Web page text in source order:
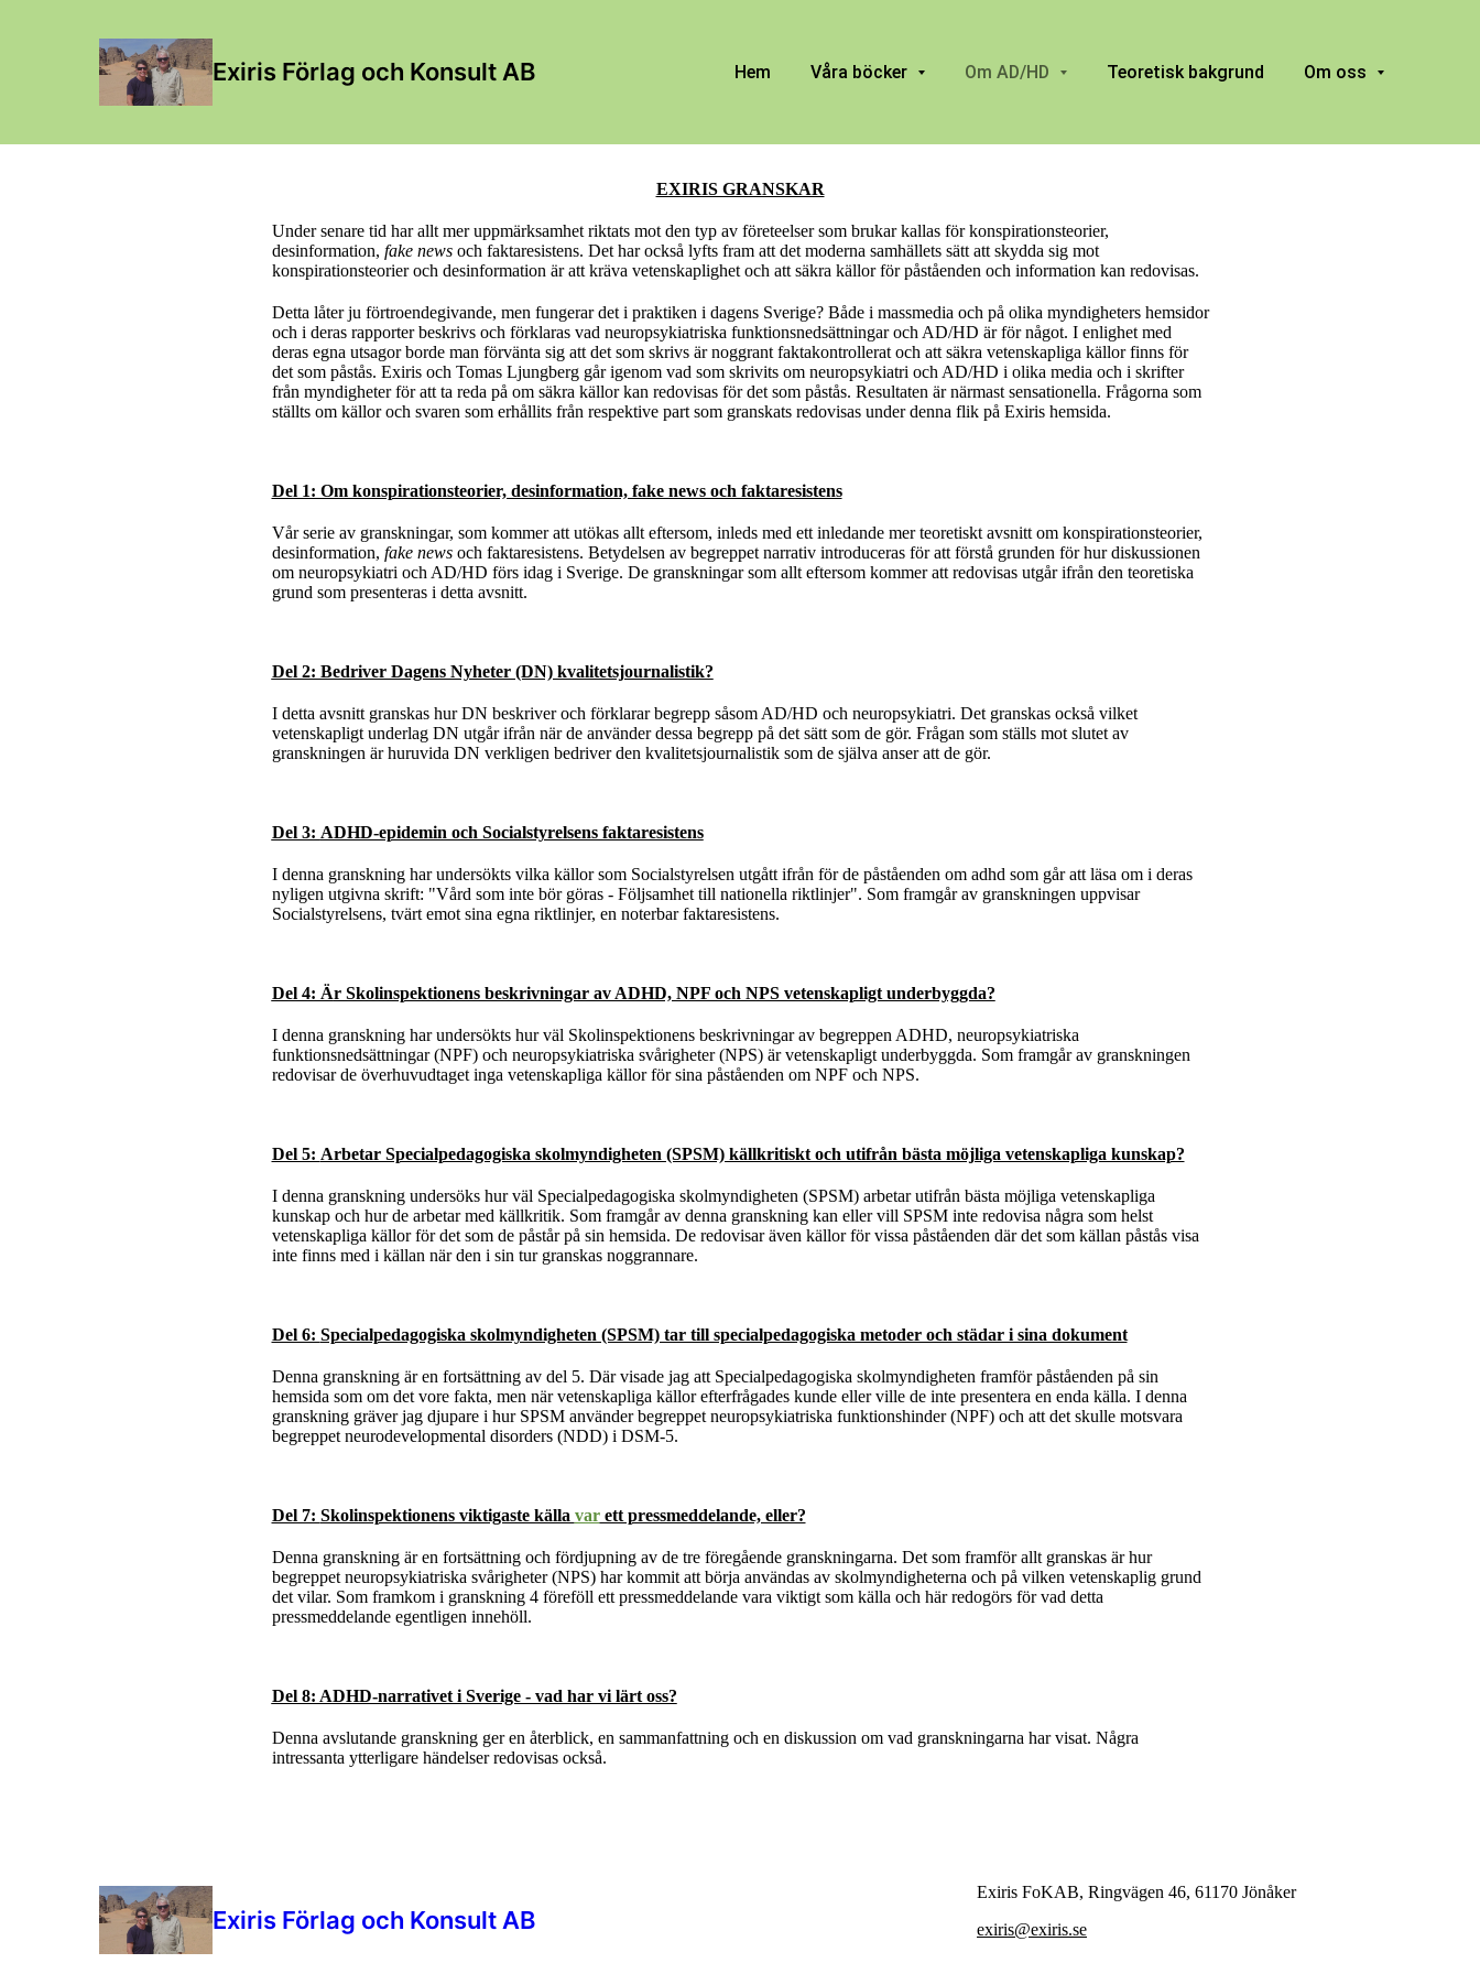
Exiris Förlag och Konsult AB Hem Våra böcker Om AD/HD Teoretisk bakgrund Om oss
EXIRIS GRANSKAR
Under senare tid har allt mer uppmärksamhet riktats mot den typ av företeelser som brukar kallas för konspirationsteorier,
desinformation, fake newsoch faktaresistens. Det har också lyfts fram att det moderna samhällets sätt att skydda sig mot
konspirationsteorier och desinformation är att kräva vetenskaplighet och att säkra källor för påståenden och information kan redovisas.
Detta låter ju förtroendegivande, men fungerar det i praktiken i dagens Sverige? Både i massmedia och på olika myndigheters hemsidor
och i deras rapporter beskrivs och förklaras vad neuropsykiatriska funktionsnedsättningar och AD/HD är för något. I enlighet med
deras egna utsagor borde man förvänta sig att det som skrivs är noggrant faktakontrollerat och att säkra vetenskapliga källor finns för
det som påstås. Exiris och Tomas Ljungberg går igenom vad som skrivits om neuropsykiatri och AD/HD i olika media och i skrifter
från myndigheter för att ta reda på om säkra källor kan redovisas för det som påstås. Resultaten är närmast sensationella. Frågorna som
ställts om källor och svaren som erhållits från respektive part som granskats redovisas under denna flik på Exiris hemsida.
Del 1: Om konspirationsteorier, desinformation, fake news och faktaresistens
Vår serie av granskningar, som kommer att utökas allt eftersom, inleds med ett inledande mer teoretiskt avsnitt om konspirationsteorier,
desinformation, fake newsoch faktaresistens. Betydelsen av begreppet narrativ introduceras för att förstå grunden för hur diskussionen
om neuropsykiatri och AD/HD förs idag i Sverige. De granskningar som allt eftersom kommer att redovisas utgår ifrån den teoretiska
grund som presenteras i detta avsnitt.
Del 2: Bedriver Dagens Nyheter (DN) kvalitetsjournalistik?
I detta avsnitt granskas hur DN beskriver och förklarar begrepp såsom AD/HD och neuropsykiatri. Det granskas också vilket
vetenskapligt underlag DN utgår ifrån när de använder dessa begrepp på det sätt som de gör. Frågan som ställs mot slutet av
granskningen är huruvida DN verkligen bedriver den kvalitetsjournalistik som de själva anser att de gör.
Del 3: ADHD-epidemin och Socialstyrelsens faktaresistens
I denna granskning har undersökts vilka källor som Socialstyrelsen utgått ifrån för de påståenden om adhd som går att läsa om i deras
nyligen utgivna skrift: "Vård som inte bör göras - Följsamhet till nationella riktlinjer". Som framgår av granskningen uppvisar
Socialstyrelsens, tvärt emot sina egna riktlinjer, en noterbar faktaresistens.
Del 4: Är Skolinspektionens beskrivningar av ADHD, NPF och NPS vetenskapligt underbyggda?
I denna granskning har undersökts hur väl Skolinspektionens beskrivningar av begreppen ADHD, neuropsykiatriska
funktionsnedsättningar (NPF) och neuropsykiatriska svårigheter (NPS) är vetenskapligt underbyggda. Som framgår av granskningen
redovisar de överhuvudtaget inga vetenskapliga källor för sina påståenden om NPF och NPS.
Del 5: Arbetar Specialpedagogiska skolmyndigheten (SPSM) källkritiskt och utifrån bästa möjliga vetenskapliga kunskap?
I denna granskning undersöks hur väl Specialpedagogiska skolmyndigheten (SPSM) arbetar utifrån bästa möjliga vetenskapliga
kunskap och hur de arbetar med källkritik. Som framgår av denna granskning kan eller vill SPSM inte redovisa några som helst
vetenskapliga källor för det som de påstår på sin hemsida. De redovisar även källor för vissa påståenden där det som källan påstås visa
inte finns med i källan när den i sin tur granskas noggrannare.
Del 6: Specialpedagogiska skolmyndigheten (SPSM) tar till specialpedagogiska metoder och städar i sina dokument
Denna granskning är en fortsättning av del 5. Där visade jag att Specialpedagogiska skolmyndigheten framför påståenden på sin
hemsida som om det vore fakta, men när vetenskapliga källor efterfrågades kunde eller ville de inte presentera en enda källa. I denna
granskning gräver jag djupare i hur SPSM använder begreppet neuropsykiatriska funktionshinder (NPF) och att det skulle motsvara
begreppet neurodevelopmental disorders (NDD) i DSM-5.
Del 7: Skolinspektionens viktigaste källa varett pressmeddelande, eller?
Denna granskning är en fortsättning och fördjupning av de tre föregående granskningarna. Det som framför allt granskas är hur
begreppet neuropsykiatriska svårigheter (NPS) har kommit att börja användas av skolmyndigheterna och på vilken vetenskaplig grund
det vilar. Som framkom i granskning 4 föreföll ett pressmeddelande vara viktigt som källa och här redogörs för vad detta
pressmeddelande egentligen innehöll.
Del 8: ADHD-narrativet i Sverige - vad har vi lärt oss?
Denna avslutande granskning ger en återblick, en sammanfattning och en diskussion om vad granskningarna har visat. Några
intressanta ytterligare händelser redovisas också.
Exiris Förlag och Konsult AB
Exiris FoKAB, Ringvägen 46, 61170 Jönåker
exiris@exiris.se